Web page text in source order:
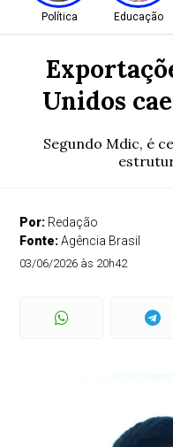
Política Educação
Unidos
Segundo Mdic, é
Por: Redação
Fonte:Agência Brasil
03/06/2026 às 20h42